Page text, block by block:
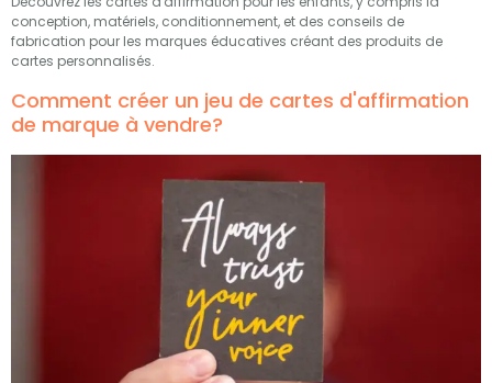
conception, matériels, conditionnement, et des conseils de
fabrication pour les marques éducatives créant des produits de
cartes personnalisés.
Comment créer un jeu de cartes d'affirmation
de marque à vendre?